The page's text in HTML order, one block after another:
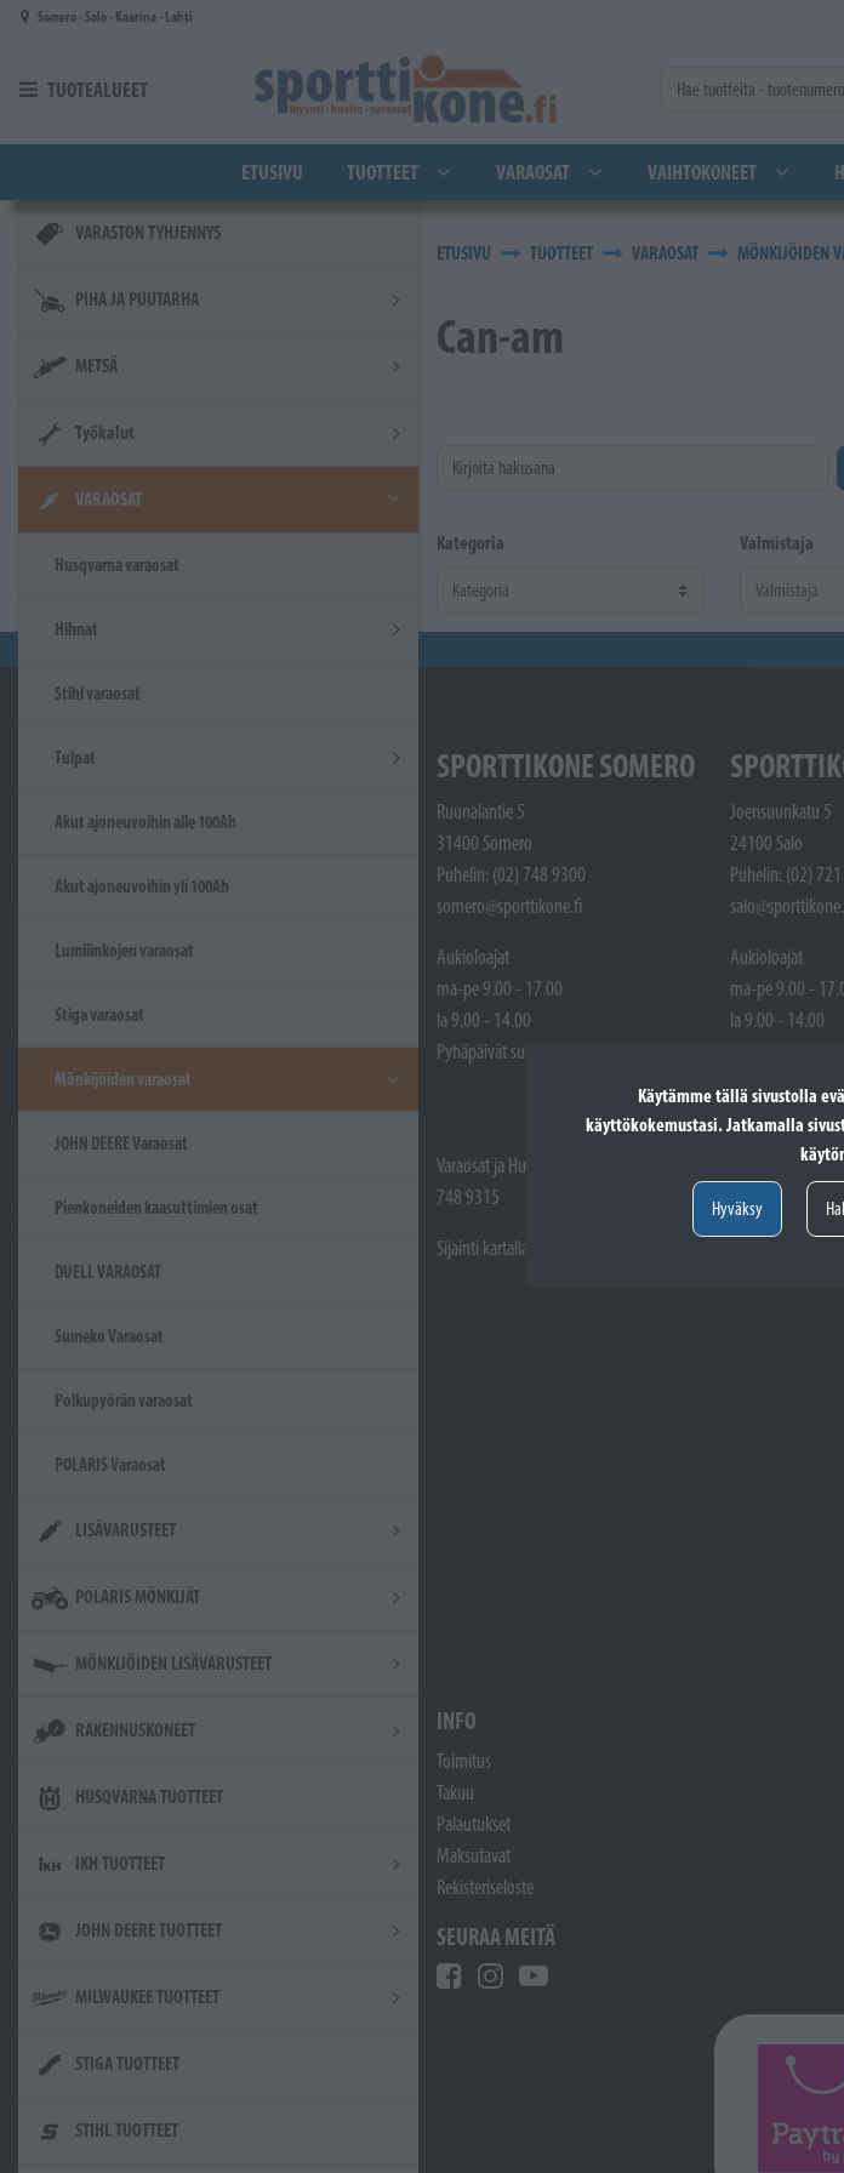
Käytämme tällä sivustolla
käyttökokemustasi. Jatkamalla
Hyväksy
Siirry pääsisältöön
Somero - Salo - Kaarina - Lahti
TUOTEALUEET
ETUSIVU TUOTTEET VARAOSAT VAIHTOKONEET
VARASTON TYHJENNYS
PIHA JA PUUTARHA
METSÄ
Työkalut
VARAOSAT
Husqvarna varaosat
Hihnat
Stihl varaosat
Tulpat
Akut ajoneuvoihin alle 100Ah
Akut ajoneuvoihin yli 100Ah
Lumilinkojen varaosat
Stiga varaosat
Mönkijöiden varaosat
JOHN DEERE Varaosat
Pienkoneiden kaasuttimien osat
DUELL VARAOSAT
Sumeko Varaosat
Polkupyörän varaosat
POLARIS Varaosat
LISÄVARUSTEET
POLARIS MÖNKIJÄT
MÖNKIJÖIDEN LISÄVARUSTEET
RAKENNUSKONEET
HUSQVARNA TUOTTEET
IKH TUOTTEET
JOHN DEERE TUOTTEET
MILWAUKEE TUOTTEET
STIGA TUOTTEET
STIHL TUOTTEET
ETUSIVU TUOTTEET VARAOSAT MÖNKIJÖIDEN
Can-am
Kirjoita hakusana
Kategoria Valmistaja
SPORTTIKONE SOMERO
Ruunalantie 5
31400 Somero
Puhelin: (02) 748 9300
somero@sporttikone.fi
Aukioloajat
ma-pe 9.00 - 17.00
la 9.00 - 14.00
Pyhäpäivät suljettuna
Varaosat ja Huoltotöiden vastaanotto: (02)
748 9315
Sijainti kartalla
Joensuunkatu 5
24100 Salo
Puhelin: (02)
Aukioloajat
ma-pe 9.00 -
la 9.00 - 14.00
Varaosat: (02)
Huoltotöiden
INFO
Toimitus
Takuu
Palautukset
Maksutavat
Rekisteriseloste
SEURAA MEITÄ